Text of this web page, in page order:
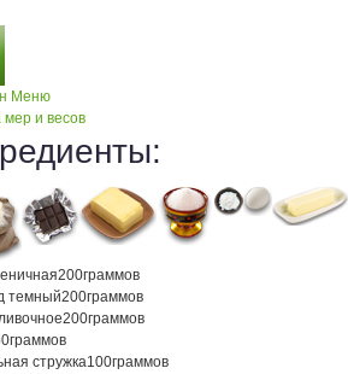
Меню
мер и весов
200граммов
темный200граммов
200граммов
граммов
стружка100граммов